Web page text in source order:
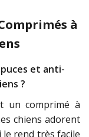
à
et anti-
?
un comprimé à
chiens adorent
le rend très facile